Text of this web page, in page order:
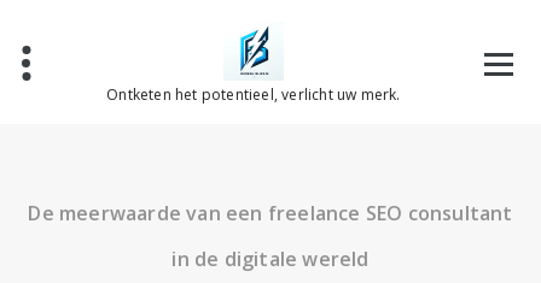
inhoud
Ontketen het potentieel, verlicht uw merk.
De meerwaarde van een freelance SEO consultant
in de digitale wereld